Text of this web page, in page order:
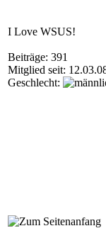
I Love WSUS!
Beiträge: 391
Mitglied seit:
Geschlecht: